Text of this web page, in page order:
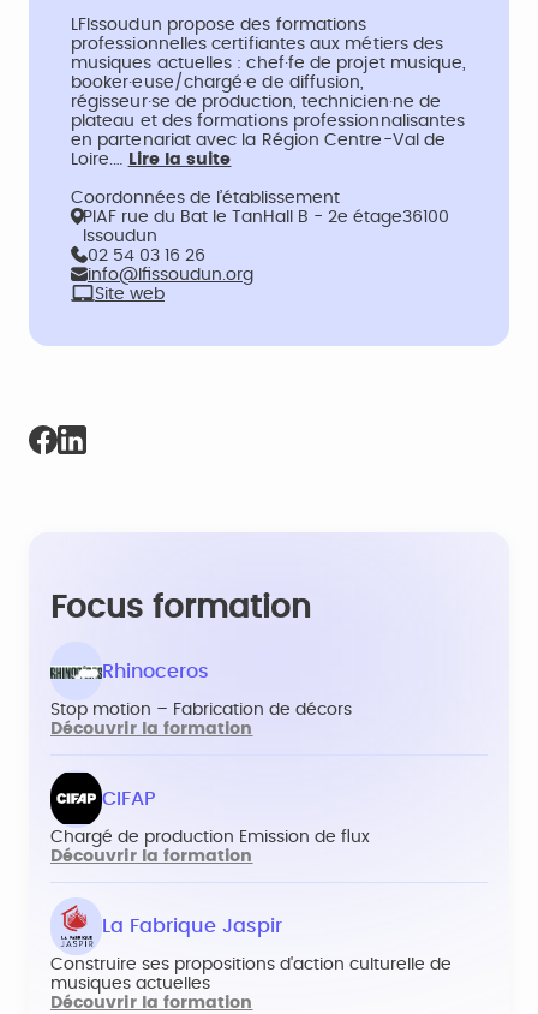
LFIssoudun propose des formations
professionnelles certifiantes aux métiers des
musiques actuelles : chef·fe de projet musique,
booker·euse/chargé·e de diffusion,
régisseur·se de production, technicien·ne de
plateau et des formations professionnalisantes
en partenariat avec la Région Centre-Val de
Loire.… Lire la suite
Coordonnées de l’établissement
PIAF rue du Bat le TanHall B - 2e étage36100
Issoudun
02 54 03 16 26
info@lfissoudun.org
Site web
Focus formation
Rhinoceros
Stop motion – Fabrication de décors
Découvrir la formation
CIFAP
Chargé de production Emission de flux
Découvrir la formation
La Fabrique Jaspir
Construire ses propositions d'action culturelle de
musiques actuelles
Découvrir la formation